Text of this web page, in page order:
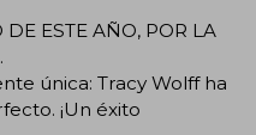
ESTE AÑO, POR LA
única: Tracy Wolff ha
¡Un éxito